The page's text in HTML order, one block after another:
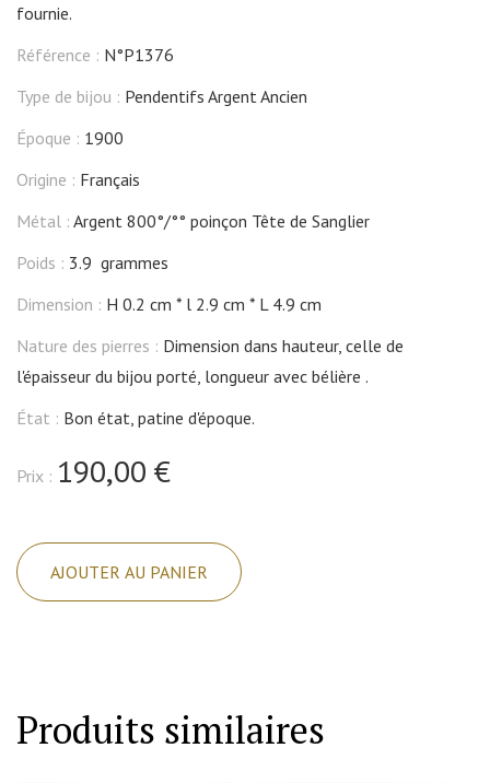
fournie.
Référence : N°P1376
Type de bijou : Pendentifs Argent Ancien
Époque : 1900
Origine : Français
Métal : Argent 800°/°° poinçon Tête de Sanglier
Poids : 3.9 grammes
Dimension : H 0.2 cm l 2.9 cm
L 4.9 cm
Nature des pierres : Dimension dans hauteur, celle de
l'épaisseur du bijou porté, longueur avec bélière .
État : Bon état, patine d'époque.
Prix : 190,00 €
de
Pendentif
motifs
AJOUTER AU PANIER
Produits similaires